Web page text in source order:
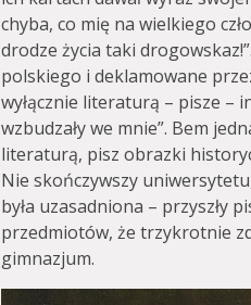
chyba, co mię na wielkiego
drodze życia taki
polskiego i deklamowane
wyłącznie literaturą – pisze –
wzbudzały we mnie”. Bem
literaturą, pisz obrazki
Nie skończywszy
była uzasadniona – przyszły
przedmiotów, że trzykrotnie
gimnazjum.